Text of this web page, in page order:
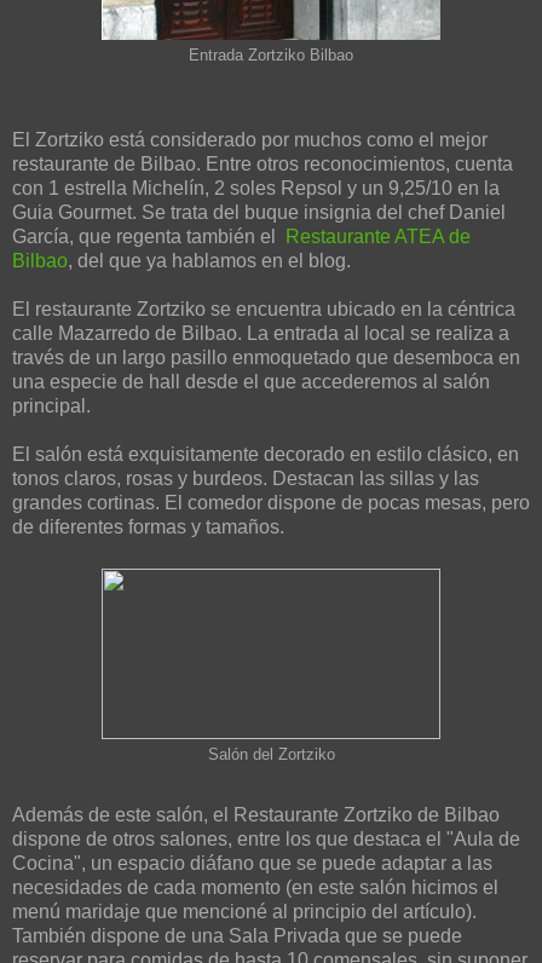
Entrada Zortziko Bilbao
El Zortziko está considerado por muchos como el mejor
restaurante de Bilbao. Entre otros reconocimientos, cuenta
con 1 estrella Michelín, 2 soles Repsol y un 9,25/10 en la
Guia Gourmet. Se trata del buque insignia del chef Daniel
García, que regenta también el
Restaurante ATEA de
Bilbao, del que ya hablamos en el blog.
El restaurante Zortziko se encuentra ubicado en la céntrica
calle Mazarredo de Bilbao. La entrada al local se realiza a
través de un largo pasillo enmoquetado que desemboca en
una especie de hall desde el que accederemos al salón
principal.
El salón está exquisitamente decorado en estilo clásico, en
tonos claros, rosas y burdeos. Destacan las sillas y las
grandes cortinas. El comedor dispone de pocas mesas, pero
de diferentes formas y tamaños.
Salón del Zortziko
Además de este salón, el Restaurante Zortziko de Bilbao
dispone de otros salones, entre los que destaca el "Aula de
Cocina", un espacio diáfano que se puede adaptar a las
necesidades de cada momento (en este salón hicimos el
menú maridaje que mencioné al principio del artículo).
También dispone de una Sala Privada que se puede